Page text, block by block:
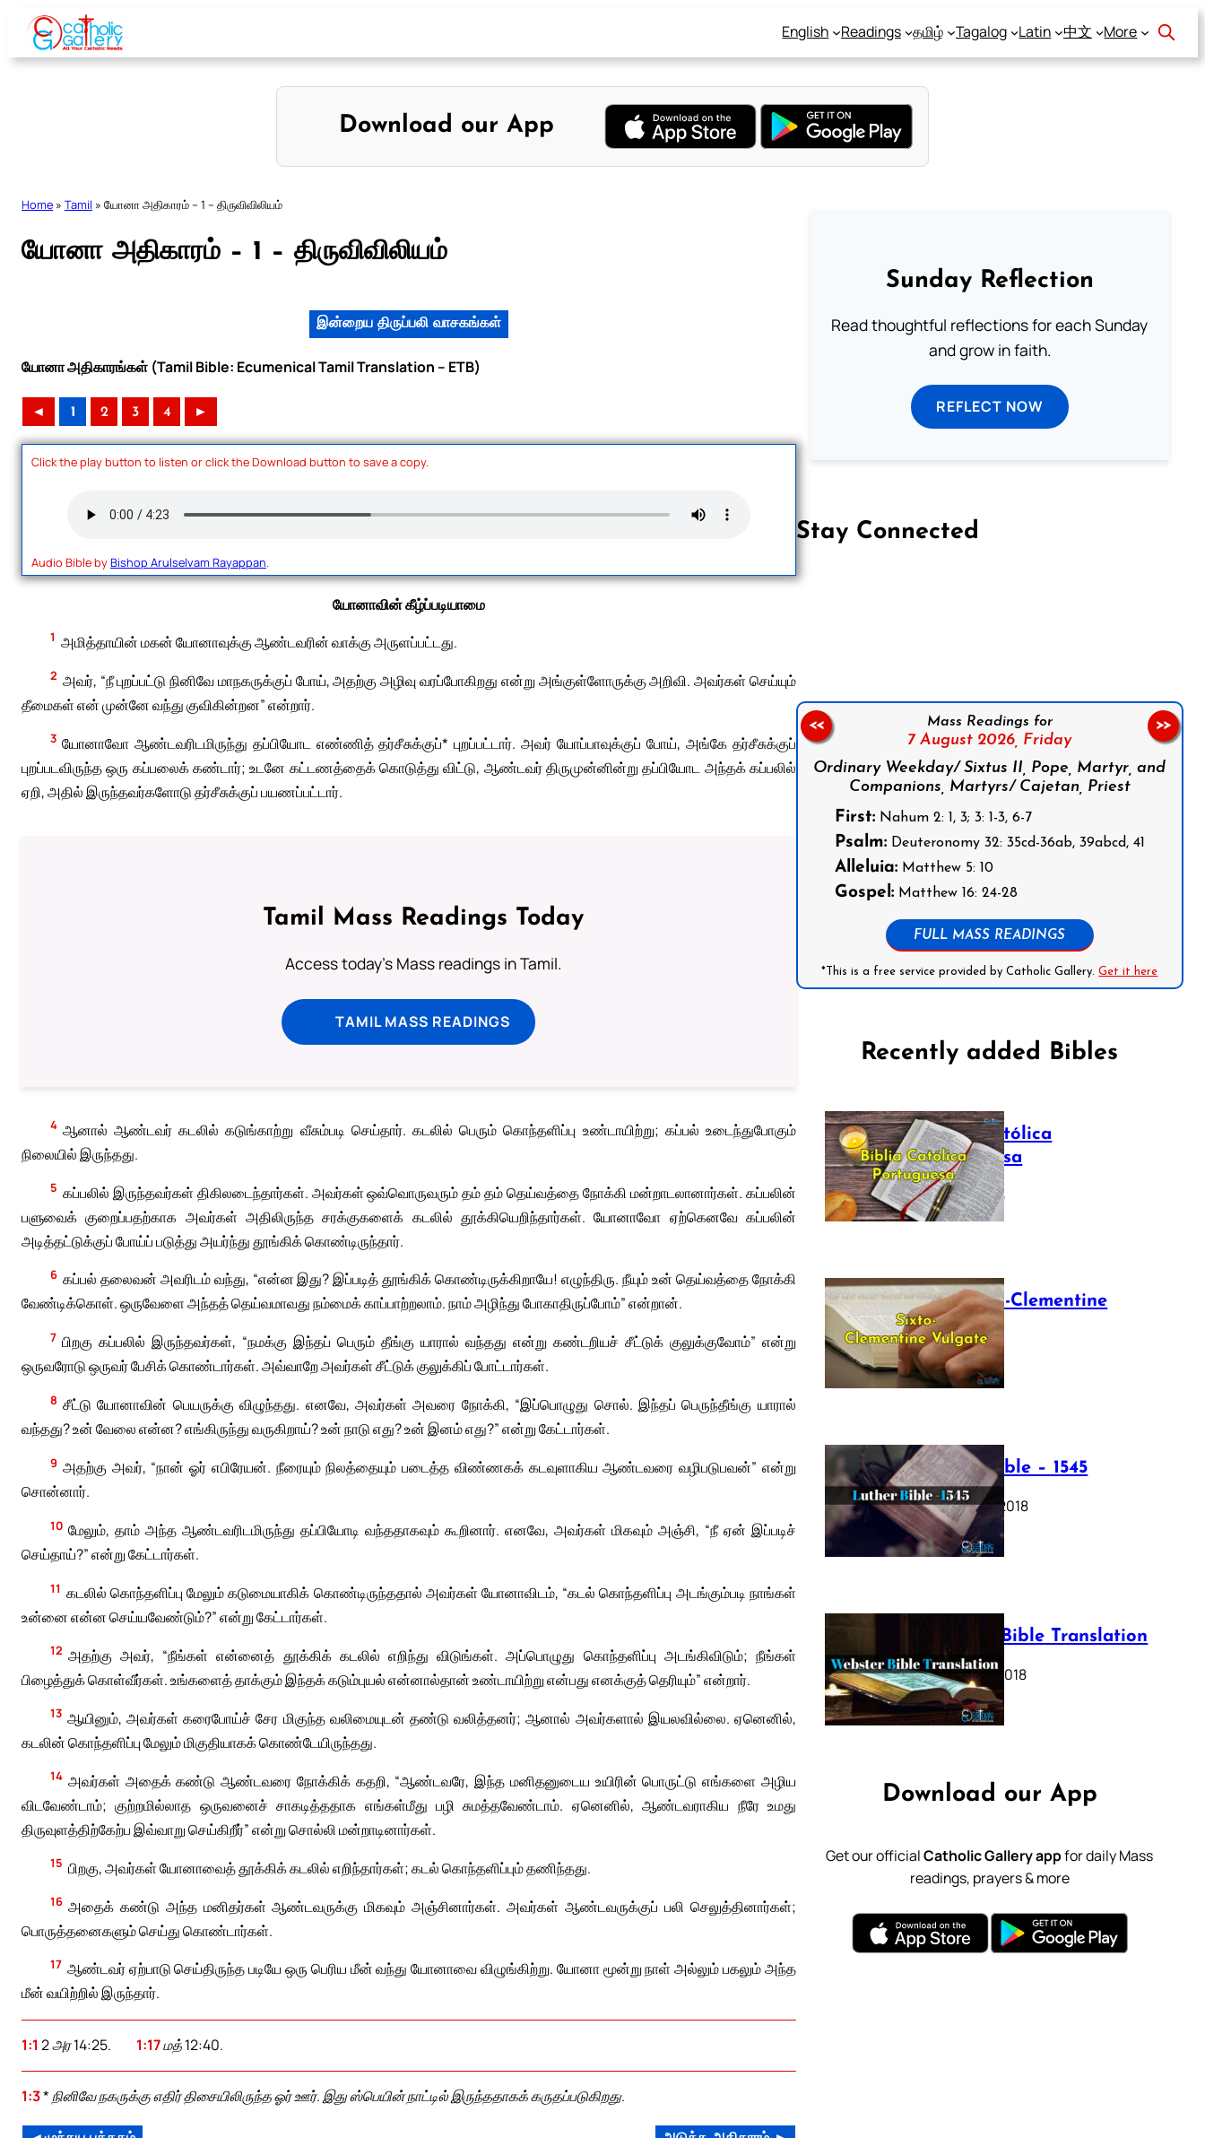
Skip
content
English Readings தமிழ் Tagalog Latin 中文 More
Download our App
Home » Tamil » யோனா அதிகாரம் – 1 – திருவிவிலியம்
யோனா அதிகாரம் – 1 – திருவிவிலியம்
இன்றைய திருப்பலி வாசகங்கள்
யோனா அதிகாரங்கள் (Tamil Bible: Ecumenical Tamil Translation – ETB)
◄ 1 2 3 4 ►
Click the play button to listen or click the Download button to save a copy.
Audio Bible byBishop Arulselvam Rayappan.
யோனாவின் கீழ்ப்படியாமை
1 அமித்தாயின் மகன் யோனாவுக்கு ஆண்டவரின் வாக்கு அருளப்பட்டது.
2 அவர், “நீ புறப்பட்டு நினிவே மாநகருக்குப் போய், அதற்கு அழிவு வரப்போகிறது என்று அங்குள்ளோருக்கு அறிவி. அவர்கள் செய்யும்
தீமைகள் என் முன்னே வந்து குவிகின்றன” என்றார்.
3 யோனாவோ ஆண்டவரிடமிருந்து தப்பியோட எண்ணித் தர்சீசுக்குப்* புறப்பட்டார். அவர் யோப்பாவுக்குப் போய், அங்கே தர்சீசுக்குப்
புறப்படவிருந்த ஒரு கப்பலைக் கண்டார்; உடனே கட்டணத்தைக் கொடுத்து விட்டு, ஆண்டவர் திருமுன்னின்று தப்பியோட அந்தக் கப்பலில்
ஏறி, அதில் இருந்தவர்களோடு தர்சீசுக்குப் பயணப்பட்டார்.
Tamil Mass Readings Today
Access today's Mass readings in Tamil.
TAMIL MASS READINGS
4 ஆனால் ஆண்டவர் கடலில் கடுங்காற்று வீசும்படி செய்தார். கடலில் பெரும் கொந்தளிப்பு உண்டாயிற்று; கப்பல் உடைந்துபோகும்
நிலையில் இருந்தது.
5 கப்பலில் இருந்தவர்கள் திகிலடைந்தார்கள். அவர்கள் ஒவ்வொருவரும் தம் தம் தெய்வத்தை நோக்கி மன்றாடலானார்கள். கப்பலின்
பளுவைக் குறைப்பதற்காக அவர்கள் அதிலிருந்த சரக்குகளைக் கடலில் தூக்கியெறிந்தார்கள். யோனாவோ ஏற்கெனவே கப்பலின்
அடித்தட்டுக்குப் போய்ப் படுத்து அயர்ந்து தூங்கிக் கொண்டிருந்தார்.
6 கப்பல் தலைவன் அவரிடம் வந்து, “என்ன இது? இப்படித் தூங்கிக் கொண்டிருக்கிறாயே! எழுந்திரு. நீயும் உன் தெய்வத்தை நோக்கி
வேண்டிக்கொள். ஒருவேளை அந்தத் தெய்வமாவது நம்மைக் காப்பாற்றலாம். நாம் அழிந்து போகாதிருப்போம்” என்றான்.
7 பிறகு கப்பலில் இருந்தவர்கள், “நமக்கு இந்தப் பெரும் தீங்கு யாரால் வந்தது என்று கண்டறியச் சீட்டுக் குலுக்குவோம்” என்று
ஒருவரோடு ஒருவர் பேசிக் கொண்டார்கள். அவ்வாறே அவர்கள் சீட்டுக் குலுக்கிப் போட்டார்கள்.
8 சீட்டு யோனாவின் பெயருக்கு விழுந்தது. எனவே, அவர்கள் அவரை நோக்கி, “இப்பொழுது சொல். இந்தப் பெருந்தீங்கு யாரால்
வந்தது? உன் வேலை என்ன? எங்கிருந்து வருகிறாய்? உன் நாடு எது? உன் இனம் எது?” என்று கேட்டார்கள்.
9 அதற்கு அவர், “நான் ஓர் எபிரேயன். நீரையும் நிலத்தையும் படைத்த விண்ணகக் கடவுளாகிய ஆண்டவரை வழிபடுபவன்” என்று
சொன்னார்.
10 மேலும், தாம் அந்த ஆண்டவரிடமிருந்து தப்பியோடி வந்ததாகவும் கூறினார். எனவே, அவர்கள் மிகவும் அஞ்சி, “நீ ஏன் இப்படிச்
செய்தாய்?” என்று கேட்டார்கள்.
11 கடலில் கொந்தளிப்பு மேலும் கடுமையாகிக் கொண்டிருந்ததால் அவர்கள் யோனாவிடம், “கடல் கொந்தளிப்பு அடங்கும்படி நாங்கள்
உன்னை என்ன செய்யவேண்டும்?” என்று கேட்டார்கள்.
12 அதற்கு அவர், “நீங்கள் என்னைத் தூக்கிக் கடலில் எறிந்து விடுங்கள். அப்பொழுது கொந்தளிப்பு அடங்கிவிடும்; நீங்கள்
பிழைத்துக் கொள்வீர்கள். உங்களைத் தாக்கும் இந்தக் கடும்புயல் என்னால்தான் உண்டாயிற்று என்பது எனக்குத் தெரியும்” என்றார்.
13 ஆயினும், அவர்கள் கரைபோய்ச் சேர மிகுந்த வலிமையுடன் தண்டு வலித்தனர்; ஆனால் அவர்களால் இயலவில்லை. ஏனெனில்,
கடலின் கொந்தளிப்பு மேலும் மிகுதியாகக் கொண்டேயிருந்தது.
14 அவர்கள் அதைக் கண்டு ஆண்டவரை நோக்கிக் கதறி, “ஆண்டவரே, இந்த மனிதனுடைய உயிரின் பொருட்டு எங்களை அழிய
விடவேண்டாம்; குற்றமில்லாத ஒருவனைச் சாகடித்ததாக எங்கள்மீது பழி சுமத்தவேண்டாம். ஏனெனில், ஆண்டவராகிய நீரே உமது
திருவுளத்திற்கேற்ப இவ்வாறு செய்கிறீர்” என்று சொல்லி மன்றாடினார்கள்.
15 பிறகு, அவர்கள் யோனாவைத் தூக்கிக் கடலில் எறிந்தார்கள்; கடல் கொந்தளிப்பும் தணிந்தது.
16 அதைக் கண்டு அந்த மனிதர்கள் ஆண்டவருக்கு மிகவும் அஞ்சினார்கள். அவர்கள் ஆண்டவருக்குப் பலி செலுத்தினார்கள்;
பொருத்தனைகளும் செய்து கொண்டார்கள்.
17 ஆண்டவர் ஏற்பாடு செய்திருந்த படியே ஒரு பெரிய மீன் வந்து யோனாவை விழுங்கிற்று. யோனா மூன்று நாள் அல்லும் பகலும் அந்த
மீன் வயிற்றில் இருந்தார்.
1:1 2 அர 14:25. 1:17மத் 12:40.
1:3* நினிவே நகருக்கு எதிர் திசையிலிருந்த ஓர் ஊர். இது ஸ்பெயின் நாட்டில் இருந்ததாகக் கருதப்படுகிறது.
Sunday Reflection
Read thoughtful reflections for each Sunday
and grow in faith.
REFLECT NOW
Stay Connected
Mass Readings for
7 August 2026, Friday
Ordinary Weekday/ Sixtus II, Pope, Martyr, and
Companions, Martyrs/ Cajetan, Priest
First:Nahum 2: 1, 3; 3: 1-3, 6-7
Psalm:Deuteronomy 32: 35cd-36ab, 39abcd, 41
Alleluia:Matthew 5: 10
Gospel:Matthew 16: 24-28
FULL MASS READINGS
*This is a free service provided by Catholic Gallery.Get it here
<< >>
Recently added Bibles
Bíblia Católica
Portuguesa
July 16, 2025
The Sixto-Clementine
Vulgate
July 12, 2025
Luther Bible – 1545
October 17, 2018
Webster Bible Translation
October 11, 2018
Download our App
Get our officialCatholic Gallery appfor daily Mass
readings, prayers & more